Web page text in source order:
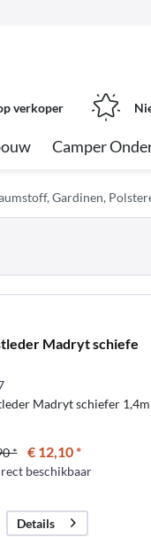
verkoper
Camper
Gardinen,
Madryt schiefe
Madryt schiefer
* € 12,10 *
beschikbaar
Details